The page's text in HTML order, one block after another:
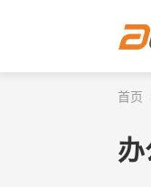
首页